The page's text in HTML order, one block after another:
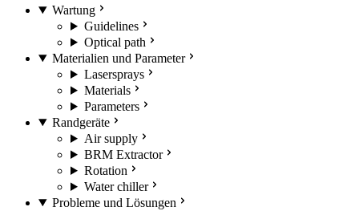
Wartung
Guidelines
Optical path
Materialien und Parameter
Lasersprays
Materials
Parameters
Randgeräte
Air supply
BRM Extractor
Rotation
Water chiller
Probleme und Lösungen